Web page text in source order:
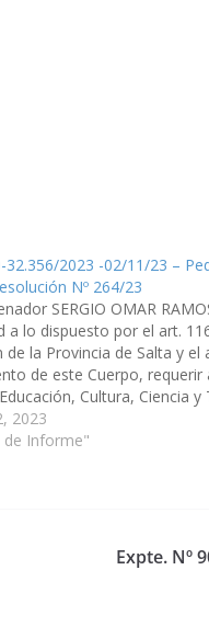
32.356/2023 -02/11/23 –
Nº 264/23
SERGIO OMAR
a lo dispuesto por el art.
de la Provincia de Salta y el
de este Cuerpo, requerir
Cultura, Ciencia y
plazo de 10 días informe…
2023
de Informe"
Expte. Nº